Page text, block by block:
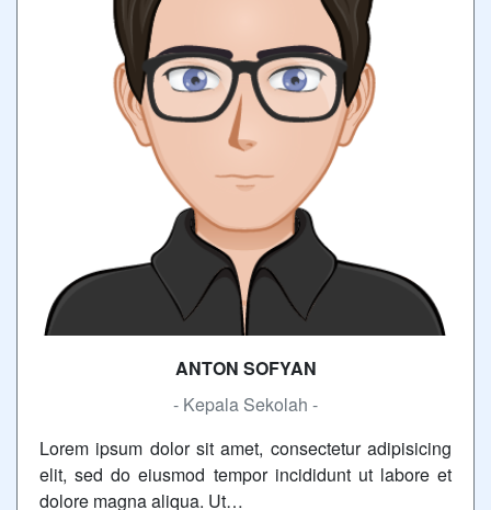
ANTON SOFYAN
- Kepala Sekolah -
Lorem ipsum dolor sit amet, consectetur adipisicing
elit, sed do eiusmod tempor incididunt ut labore et
dolore magna aliqua. Ut…